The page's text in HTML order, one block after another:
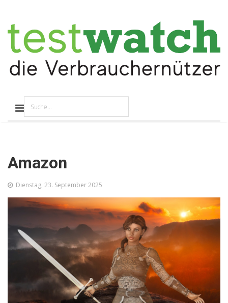
Amazon
Dienstag, 23. September 2025